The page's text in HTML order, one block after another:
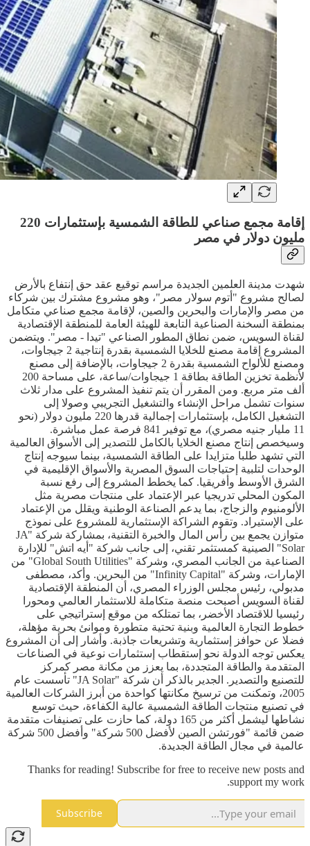
إقامة مجمع صناعي للطاقة الشمسية بإستثمارات 220
مليون دولار في مصر
شهدت مدينة العلمين الجديدة مراسم توقيع عقد حق إنتفاع بالأرض
لصالح مشروع "أتوم سولار مصر"، وهو مشروع مشترك بين شركاء
من مصر والإمارات والبحرين والصين، لإقامة مجمع صناعي متكامل
بمنطقة السخنة الصناعية التابعة للهيئة العامة للمنطقة الإقتصادية
لقناة السويس، ضمن نطاق المطور الصناعي "تيدا - مصر". ويتضمن
المشروع إقامة مصنع للخلايا الشمسية بقدرة إنتاجية 2 جيجاوات،
ومصنع للألواح الشمسية بقدرة 2 جيجاوات، بالإضافة إلى مصنع
لأنظمة تخزين الطاقة بطاقة 1 جيجاوات/ساعة، على مساحة 200
ألف متر مربع. ومن المقرر أن يتم تنفيذ المشروع على مدار ثلاث
سنوات تشمل مراحل الإنشاء والتشغيل التجريبي وصولا إلى
التشغيل الكامل، بإستثمارات إجمالية قدرها 220 مليون دولار (نحو
11 مليار جنيه مصري)، مع توفير 841 فرصة عمل مباشرة.
وسيخصص إنتاج مصنع الخلايا بالكامل للتصدير إلى الأسواق العالمية
التي تشهد طلبا متزايدا على الطاقة الشمسية، بينما سيوجه إنتاج
الوحدات لتلبية إحتياجات السوق المصرية والأسواق الإقليمية في
الشرق الأوسط وأفريقيا. كما يخطط المشروع إلى رفع نسبة
المكون المحلي تدريجيا عبر الإعتماد على منتجات مصرية مثل
الألومنيوم والزجاج، بما يدعم الصناعة الوطنية ويقلل من الإعتماد
على الإستيراد. وتقوم الشراكة الإستثمارية للمشروع على نموذج
متوازن يجمع بين رأس المال والخبرة التقنية، بمشاركة شركة "JA
Solar" الصينية كمستثمر تقني، إلى جانب شركة "أيه اتش" للإدارة
الصناعية من الجانب المصري، وشركة "Global South Utilities" من
الإمارات، وشركة "Infinity Capital" من البحرين. وأكد، مصطفى
مدبولي، رئيس مجلس الوزراء المصري، أن المنطقة الإقتصادية
لقناة السويس أصبحت منصة متكاملة للاستثمار العالمي ومحورا
رئيسيا للاقتصاد الأخضر، بما تمتلكه من موقع إستراتيجي على
خطوط التجارة العالمية وبنية تحتية متطورة وموانئ بحرية مؤهلة،
فضلا عن حوافز إستثمارية وتشريعات جاذبة. وأشار إلى أن المشروع
يعكس توجه الدولة نحو إستقطاب إستثمارات نوعية في الصناعات
المتقدمة والطاقة المتجددة، بما يعزز من مكانة مصر كمركز
للتصنيع والتصدير. الجدير بالذكر أن شركة "JA Solar" تأسست عام
2005، وتمكنت من ترسيخ مكانتها كواحدة من أبرز الشركات العالمية
في تصنيع منتجات الطاقة الشمسية عالية الكفاءة، حيث توسع
نشاطها ليشمل أكثر من 165 دولة، كما حازت على تصنيفات متقدمة
ضمن قائمة "فورتشن الصين لأفضل 500 شركة" وأفضل 500 شركة
عالمية في مجال الطاقة الجديدة.
Thanks for reading! Subscribe for free to receive new posts and
support my work.
Subscribe